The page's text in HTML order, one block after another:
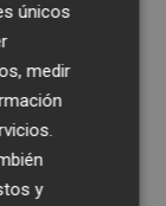
de (Diego
a
todos
únicos
medir
y